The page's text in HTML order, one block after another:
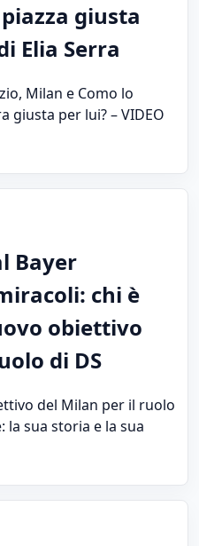
giusta
Elia Serra
Milan e Como lo
giusta per lui? – VIDEO
Bayer
chi è
obiettivo
di DS
del Milan per il ruolo
sua storia e la sua